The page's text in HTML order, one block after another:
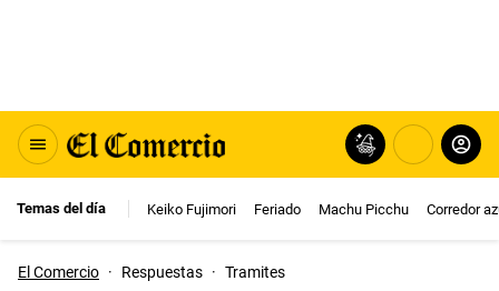
Temas del día Keiko Fujimori Feriado Machu Picchu Corredor
El Comercio · Respuestas · Tramites